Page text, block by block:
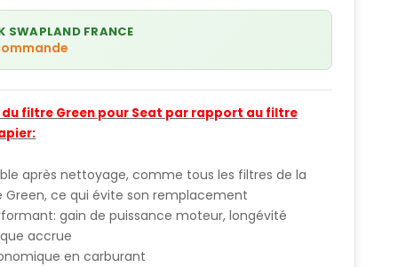
SWAPLAND FRANCE
filtre Green pour Seat par rapport au filtre
après nettoyage, comme tous les filtres de la
Green, ce qui évite son remplacement
gain de puissance moteur, longévité
accrue
en carburant